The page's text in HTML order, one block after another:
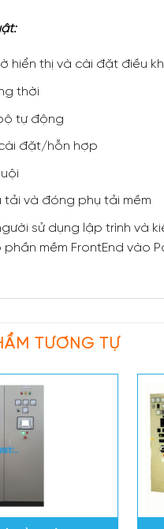
hiển thị và cài đặt điều
thời
tự động
đặt/hỗn hợp
tải và đóng phụ tải mềm
sử dụng lập trình và
mềm FrontEnd vào
TƯƠNG TỰ